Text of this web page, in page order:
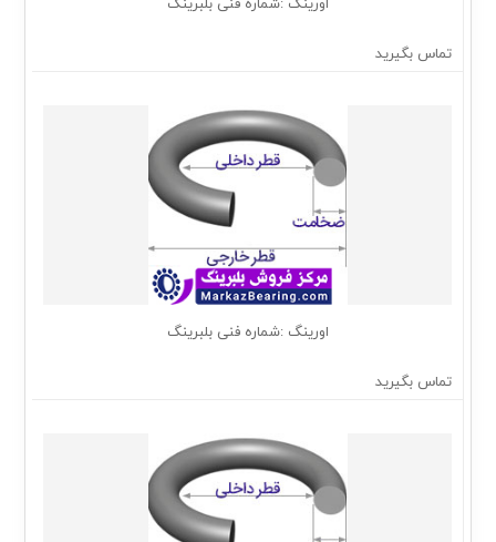
اورینگ :شماره فنی بلبرینگ
تماس بگیرید
اورینگ :شماره فنی بلبرینگ
تماس بگیرید